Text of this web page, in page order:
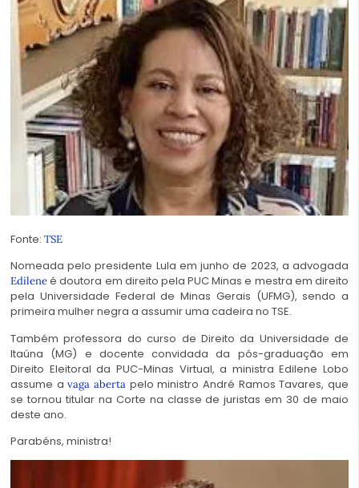
Fonte: TSE
Nomeada pelo presidente Lula em junho de 2023, a advogada
Edileneé doutora em direito pela PUC Minas e mestra em direito
pela Universidade Federal de Minas Gerais (UFMG),sendo a
primeira mulher negra a assumir uma cadeira no TSE.
Também professora do curso de Direito da Universidade de
Itaúna (MG) e docente convidada da pós-graduação em
Direito Eleitoral da PUC-Minas Virtual, a ministra Edilene Lobo
assume avaga aberta pelo ministro André Ramos Tavares, que
se tornou titular na Corte na classe de juristas em 30 de maio
deste ano.
Parabéns, ministra!